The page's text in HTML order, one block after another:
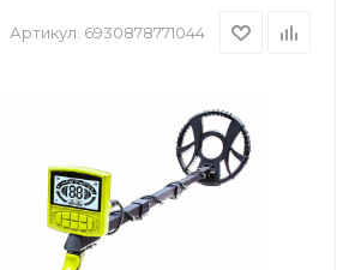
Артикул: 6930878771044